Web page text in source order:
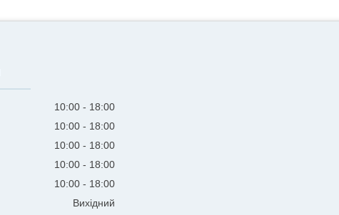
10:00
18:00
10:00
18:00
10:00
18:00
10:00
18:00
10:00
18:00
Вихідний